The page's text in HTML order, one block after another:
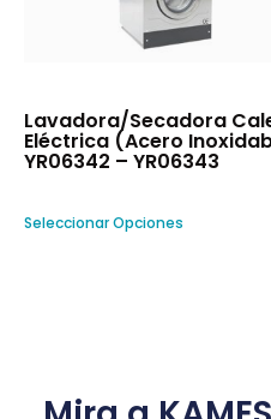
Lavadora/Secadora
Eléctrica (Acero
YR06342 – YR06343
Seleccionar Opciones